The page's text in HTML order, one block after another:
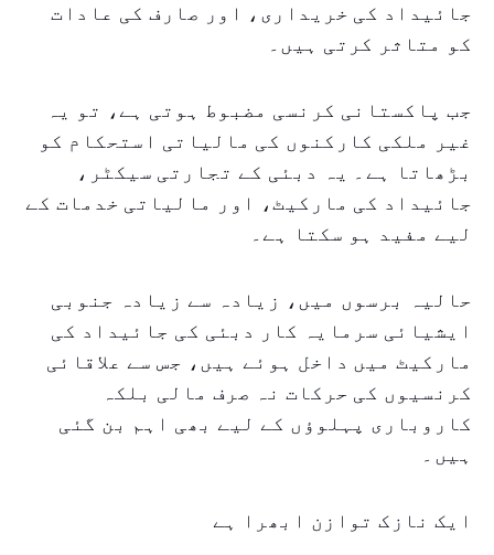
جائیداد کی خریداری، اور صارف کی عادات
کو متاثر کرتی ہیں۔
جب پاکستانی کرنسی مضبوط ہوتی ہے، تو یہ
غیر ملکی کارکنوں کی مالیاتی استحکام کو
بڑھاتا ہے۔ یہ دبئی کے تجارتی سیکٹر،
جائیداد کی مارکیٹ، اور مالیاتی خدمات کے
لیے مفید ہو سکتا ہے۔
حالیہ برسوں میں، زیادہ سے زیادہ جنوبی
ایشیائی سرمایہ کار دبئی کی جائیداد کی
مارکیٹ میں داخل ہوئے ہیں، جس سے علاقائی
کرنسیوں کی حرکات نہ صرف مالی بلکہ
کاروباری پہلوؤں کے لیے بھی اہم بن گئی
ہیں۔
ایک نازک توازن ابھرا ہے